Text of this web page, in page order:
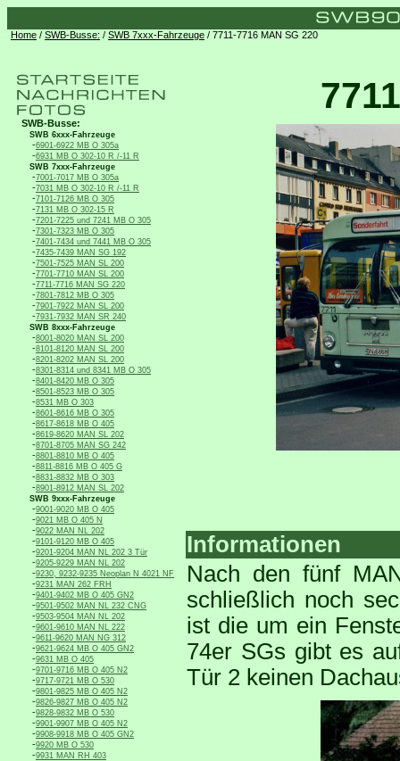
Home / SWB-Busse: / SWB 7xxx-Fahrzeuge / 7711-7716 MAN SG 220
SWB-Busse:
SWB 6xxx-Fahrzeuge
-6901-6922 MB O 305a
-6931 MB O 302-10 R /-11 R
SWB 7xxx-Fahrzeuge
-7001-7017 MB O 305a
-7031 MB O 302-10 R /-11 R
-7101-7126 MB O 305
-7131 MB O 302-15 R
-7201-7225 und 7241 MB O 305
-7301-7323 MB O 305
-7401-7434 und 7441 MB O 305
-7435-7439 MAN SG 192
-7501-7525 MAN SL 200
-7701-7710 MAN SL 200
-7711-7716 MAN SG 220
-7801-7812 MB O 305
-7901-7922 MAN SL 200
-7931-7932 MAN SR 240
SWB 8xxx-Fahrzeuge
-8001-8020 MAN SL 200
-8101-8120 MAN SL 200
-8201-8202 MAN SL 200
-8301-8314 und 8341 MB O 305
-8401-8420 MB O 305
-8501-8523 MB O 305
-8531 MB O 303
-8601-8616 MB O 305
-8617-8618 MB O 405
-8619-8620 MAN SL 202
-8701-8705 MAN SG 242
-8801-8810 MB O 405
-8811-8816 MB O 405 G
-8831-8832 MB O 303
-8901-8912 MAN SL 202
SWB 9xxx-Fahrzeuge
-9001-9020 MB O 405
-9021 MB O 405 N
-9022 MAN NL 202
-9101-9120 MB O 405
-9201-9204 MAN NL 202 3 Tür
-9205-9229 MAN NL 202
-9230, 9232-9235 Neoplan N 4021 NF
-9231 MAN 262 FRH
-9401-9402 MB O 405 GN2
-9501-9502 MAN NL 232 CNG
-9503-9504 MAN NL 202
-9601-9610 MAN NL 222
-9611-9620 MAN NG 312
-9621-9624 MB O 405 GN2
-9631 MB O 405
-9701-9716 MB O 405 N2
-9717-9721 MB O 530
-9801-9825 MB O 405 N2
-9826-9827 MB O 405 N2
-9828-9832 MB O 530
-9901-9907 MB O 405 N2
-9908-9918 MB O 405 GN2
-9920 MB O 530
-9931 MAN RH 403
Informationen
Nach den fünf
schließlich noch
ist die um ein
74er SGs gibt es
Tür 2 keinen